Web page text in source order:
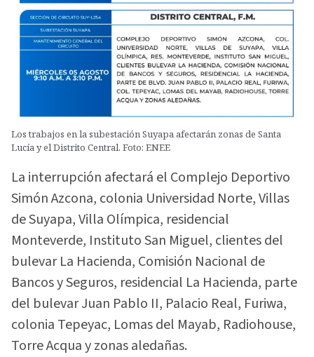
Los trabajos en la subestación Suyapa afectarán zonas de Santa
Lucía y el Distrito Central. Foto: ENEE
La interrupción afectará el Complejo Deportivo
Simón Azcona, colonia Universidad Norte, Villas
de Suyapa, Villa Olímpica, residencial
Monteverde, Instituto San Miguel, clientes del
bulevar La Hacienda, Comisión Nacional de
Bancos y Seguros, residencial La Hacienda, parte
del bulevar Juan Pablo II, Palacio Real, Furiwa,
colonia Tepeyac, Lomas del Mayab, Radiohouse,
Torre Acqua y zonas aledañas.